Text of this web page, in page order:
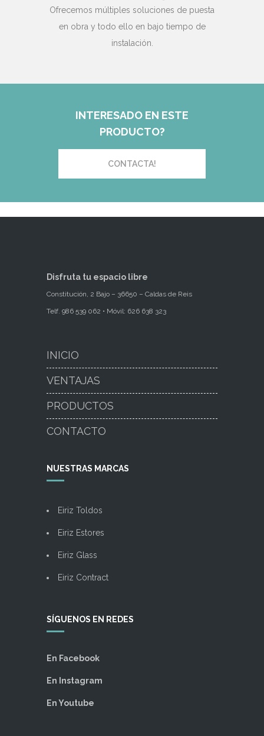
Ofrecemos múltiples soluciones de puesta
en obra y todo ello en bajo tiempo de
instalación.
INTERESADO EN ESTE
PRODUCTO?
CONTACTA!
Disfruta tu espacio libre
Constitución, 2 Bajo – 36650 – Caldas de Reis
Telf. 986 539 062 • Móvil: 626 638 323
INICIO
VENTAJAS
PRODUCTOS
CONTACTO
NUESTRAS MARCAS
Eiriz Toldos
Eiriz Estores
Eiriz Glass
Eiriz Contract
SÍGUENOS EN REDES
En Facebook
En Instagram
En Youtube